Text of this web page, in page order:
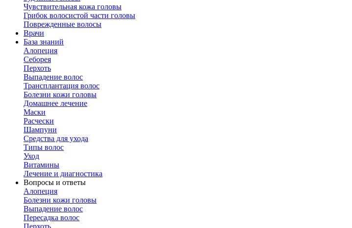
Чувствительная кожа головы
Грибок волосистой части головы
Поврежденные волосы
Врачи
База знаний
Алопеция
Себорея
Перхоть
Выпадение волос
Трансплантация волос
Болезни кожи головы
Домашнее лечение
Маски
Расчески
Шампуни
Средства для ухода
Типы волос
Уход
Витамины
Лечение и диагностика
Вопросы и ответы
Алопеция
Болезни кожи головы
Выпадение волос
Пересадка волос
Перхоть